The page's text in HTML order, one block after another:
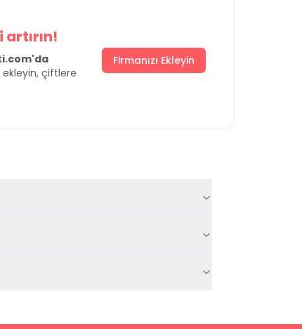
ekleyin, çiftlere
Firmanızı Ekleyin